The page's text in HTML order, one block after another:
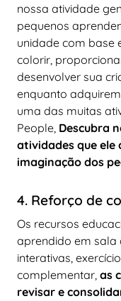
nossa atividade
pequenos
unidade com base
colorir,
desenvolver sua
enquanto
uma das muitas
People, Descubra
atividades que
imaginação dos
4. Reforço de
Os recursos
aprendido em sala
interativas,
complementar, as
revisar e